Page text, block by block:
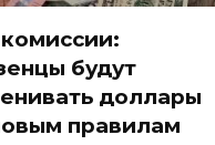
будут
доллары
правилам